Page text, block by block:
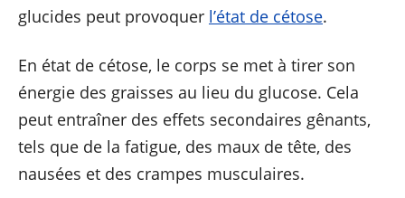
glucides peut provoquer l’état de cétose.
En état de cétose, le corps se met à tirer son
énergie des graisses au lieu du glucose. Cela
peut entraîner des effets secondaires gênants,
tels que de la fatigue, des maux de tête, des
nausées et des crampes musculaires.